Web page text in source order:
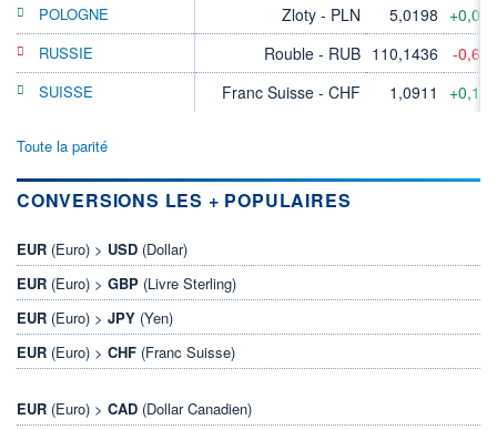
POLOGNE Zloty - PLN 5,0198
RUSSIE Rouble - RUB 110,1436 -
SUISSE Franc Suisse - CHF 1,0911
Toute la parité
CONVERSIONS LES + POPULAIRES
EUR (Euro) > USD (Dollar)
EUR (Euro) > GBP (Livre Sterling)
EUR (Euro) > JPY (Yen)
EUR (Euro) > CHF (Franc Suisse)
EUR (Euro) > CAD (Dollar Canadien)